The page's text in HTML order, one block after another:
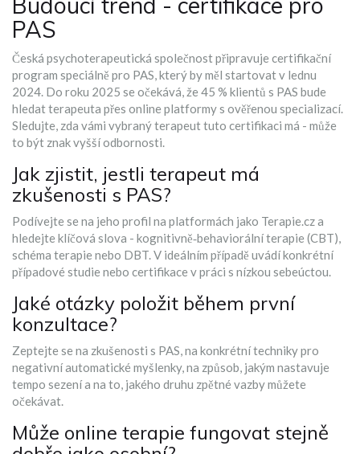
PAS
Česká psychoterapeutická společnost připravuje certifikační
program speciálně pro PAS, který by měl startovat v lednu
2024. Do roku 2025 se očekává, že 45 % klientů s PAS bude
hledat terapeuta přes online platformy s ověřenou specializací.
Sledujte, zda vámi vybraný terapeut tuto certifikaci má - může
to být znak vyšší odbornosti.
Jak zjistit, jestli terapeut má
zkušenosti s PAS?
Podívejte se na jeho profil na platformách jako Terapie.cz a
hledejte klíčová slova - kognitivně‑behaviorální terapie (CBT),
schéma terapie nebo DBT. V ideálním případě uvádí konkrétní
případové studie nebo certifikace v práci s nízkou sebeúctou.
Jaké otázky položit během první
konzultace?
Zeptejte se na zkušenosti s PAS, na konkrétní techniky pro
negativní automatické myšlenky, na způsob, jakým nastavuje
tempo sezení a na to, jakého druhu zpětné vazby můžete
očekávat.
Může online terapie fungovat stejně